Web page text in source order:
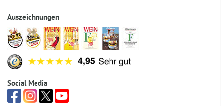
Auszeichnungen
Social Media